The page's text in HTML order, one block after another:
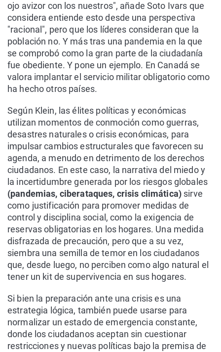
ojo avizor con los nuestros", añade Soto Ivars que
considera entiende esto desde una perspectiva
"racional", pero que los líderes consideran que la
población no. Y más tras una pandemia en la que
se comprobó como la gran parte de la ciudadanía
fue obediente. Y pone un ejemplo. En Canadá se
valora implantar el servicio militar obligatorio como
ha hecho otros países.
Según Klein, las élites políticas y económicas
utilizan momentos de conmoción como guerras,
desastres naturales o crisis económicas, para
impulsar cambios estructurales que favorecen su
agenda, a menudo en detrimento de los derechos
ciudadanos. En este caso, la narrativa del miedo y
la incertidumbre generada por los riesgos globales
(pandemias, ciberataques, crisis climática) sirve
como justificación para promover medidas de
control y disciplina social, como la exigencia de
reservas obligatorias en los hogares. Una medida
disfrazada de precaución, pero que a su vez,
siembra una semilla de temor en los ciudadanos
que, desde luego, no perciben como algo natural el
tener un kit de supervivencia en sus hogares.
Si bien la preparación ante una crisis es una
estrategia lógica, también puede usarse para
normalizar un estado de emergencia constante,
donde los ciudadanos aceptan sin cuestionar
restricciones y nuevas políticas bajo la premisa de